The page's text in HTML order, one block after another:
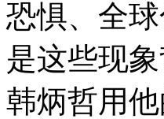
恐惧、全
是这些现
韩炳哲用